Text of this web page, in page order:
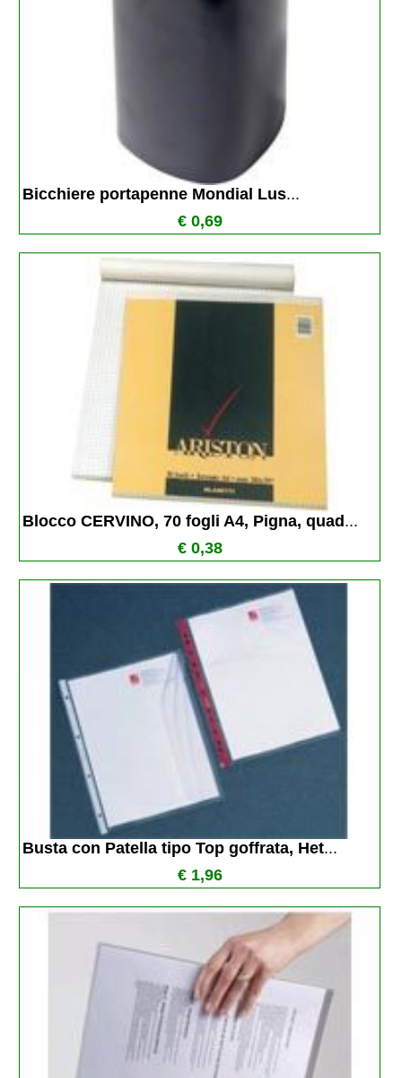
Bicchiere portapenne Mondial Lus...
€ 0,69
Blocco CERVINO, 70 fogli A4, Pigna, quad ...
€ 0,38
Busta con Patella tipo Top goffrata, Het...
€ 1,96